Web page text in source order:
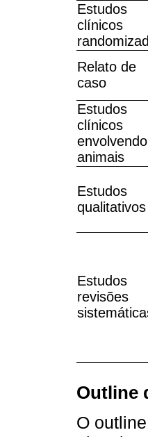
Estudos
clínicos
Relato de
caso
Estudos
clínicos
envolvendo
animais
Estudos
qualitativos
Estudos
revisões
Outline
O